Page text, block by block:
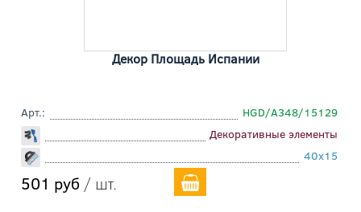
Декор Площадь Испании
Арт.:
HGD/A348/15129
Декоративные элементы
40x15
501 руб / шт.